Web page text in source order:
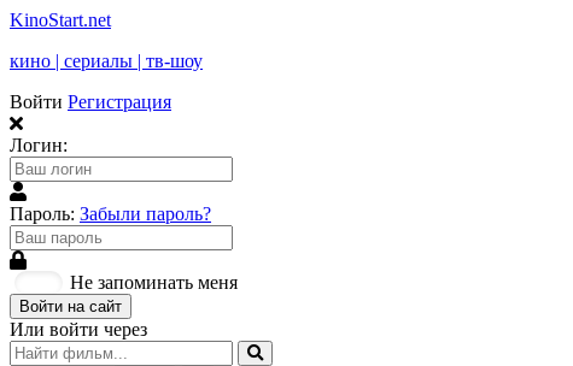
KinoStart.net
кино | сериалы | тв-шоу
Войти Регистрация
Логин:
Пароль: Забыли пароль?
Не запоминать меня
Войти на сайт
Или войти через